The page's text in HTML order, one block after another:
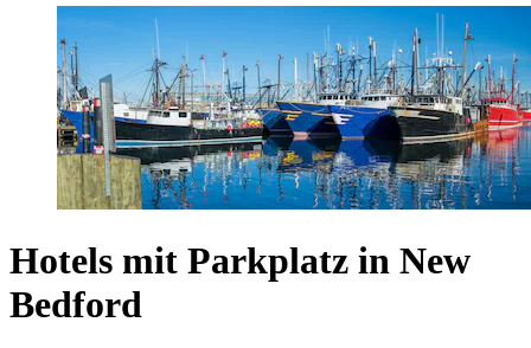
Hotels mit Parkplatz in New
Bedford